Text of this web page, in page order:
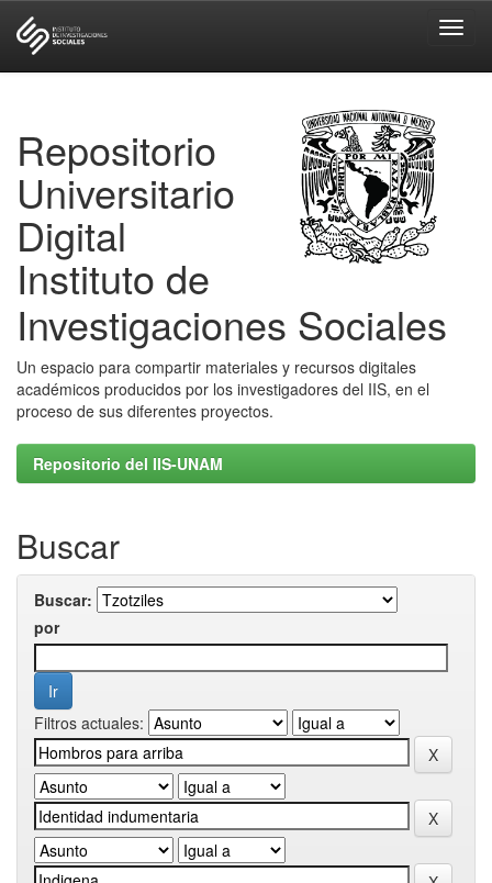
Repositorio
Universitario
Digital
Instituto de
Investigaciones Sociales
Un espacio para compartir materiales y recursos digitales
académicos producidos por los investigadores del IIS, en el
proceso de sus diferentes proyectos.
Repositorio del IIS-UNAM
Buscar
Buscar:
por
Filtros actuales: